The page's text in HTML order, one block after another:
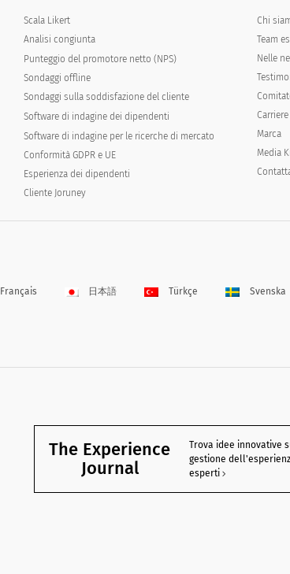
Scala Likert
Analisi congiunta
Punteggio del promotore netto (NPS)
Sondaggi offline
Sondaggi sulla soddisfazione del cliente
Software di indagine dei dipendenti
Software di indagine per le ricerche di mercato
Conformità GDPR e UE
Esperienza dei dipendenti
Cliente Joruney
Chi
Team
Nelle
Carriere
Marca
Media
Français 日本語 Türkçe Svenska
The Experience
Journal
Trova idee innovative
gestione
esperti